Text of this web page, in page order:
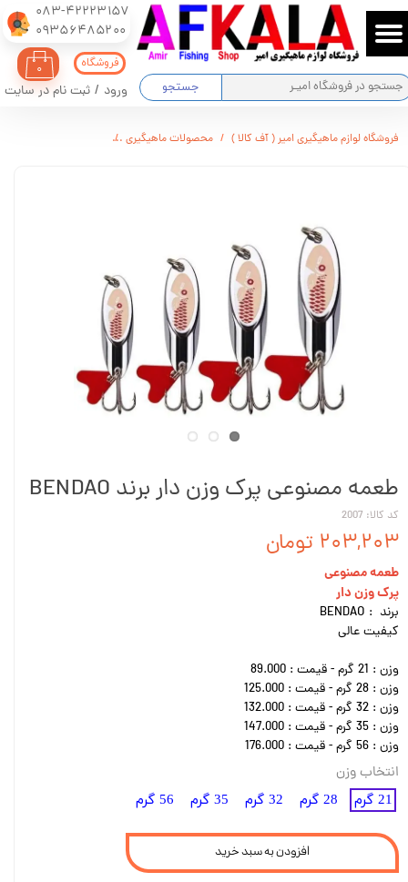
083-42223157
​​​​​​​09356485200
جستجو
۰
ورود / ثبت نام در سایت
حساب کاربری من
تغییر گذر واژه
فروشگاه
فروشگاه لوازم ماهیگیری امیر ( آف کالا ) محصولات ماهیگیری
طعمه مصنوعی پرک وزن دار برند BENDAO
کد کالا: 2007
۲۰۳,۲۰۳ تومان
طعمه مصنوعی
پرک وزن دار
برند : BENDAO
کیفیت عالی
وزن : 21 گرم - قیمت : 89.000
وزن : 28 گرم - قیمت : 125.000
وزن : 32 گرم - قیمت : 132.000
وزن : 35 گرم - قیمت : 147.000
وزن : 56 گرم - قیمت : 176.000
انتخاب وزن
21 گرم 28 گرم 32 گرم 35 گرم 56 گرم
افزودن به سبد خرید